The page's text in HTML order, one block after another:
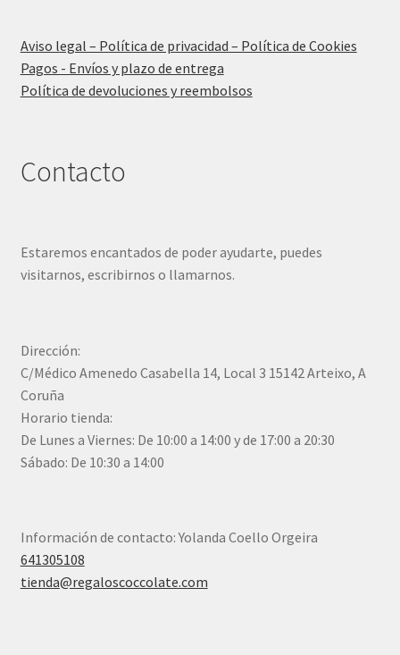
Aviso legal – Política de privacidad – Política de Cookies
Pagos - Envíos y plazo de entrega
Política de devoluciones y reembolsos
Contacto
Estaremos encantados de poder ayudarte, puedes
visitarnos, escribirnos o llamarnos.
Dirección:
C/Médico Amenedo Casabella 14, Local 3 15142 Arteixo, A
Coruña
Horario tienda:
De Lunes a Viernes: De 10:00 a 14:00 y de 17:00 a 20:30
Sábado: De 10:30 a 14:00
Información de contacto: Yolanda Coello Orgeira
641305108
tienda@regaloscoccolate.com